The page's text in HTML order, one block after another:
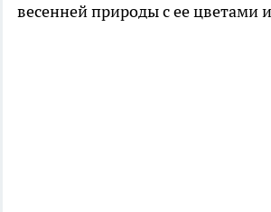
весенней природы с ее цветами